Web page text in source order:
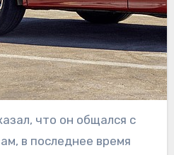
что он общался с
в последнее время